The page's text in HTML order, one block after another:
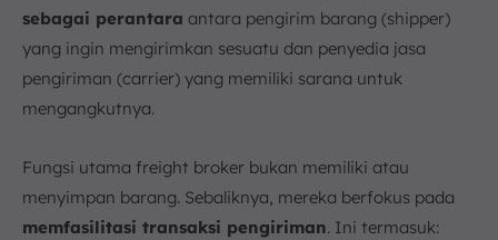
sebagai perantara antara pengirim barang (shipper)
yang ingin mengirimkan sesuatu dan penyedia jasa
pengiriman (carrier) yang memiliki sarana untuk
mengangkutnya.
Fungsi utama freight broker bukan memiliki atau
menyimpan barang. Sebaliknya, mereka berfokus pada
memfasilitasi transaksi pengiriman. Ini termasuk: